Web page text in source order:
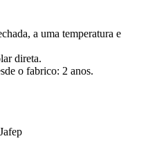
a uma temperatura e
direta.
o fabrico: 2 anos.